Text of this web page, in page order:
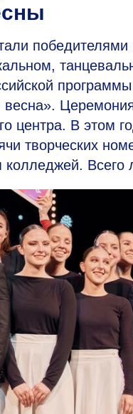
победителями
весна».
центра. В этом
творческих